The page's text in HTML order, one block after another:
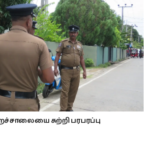
சுற்றி பரபரப்பு